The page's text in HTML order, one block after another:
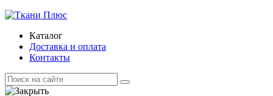
Каталог
Доставка и оплата
Контакты